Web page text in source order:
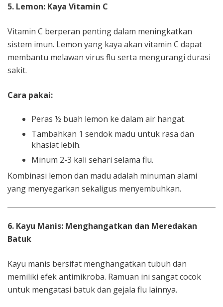
5. Lemon: Kaya Vitamin C
Vitamin C berperan penting dalam meningkatkan
sistem imun. Lemon yang kaya akan vitamin C dapat
membantu melawan virus flu serta mengurangi durasi
sakit.
Cara pakai:
Peras ½ buah lemon ke dalam air hangat.
Tambahkan 1 sendok madu untuk rasa dan
khasiat lebih.
Minum 2-3 kali sehari selama flu.
Kombinasi lemon dan madu adalah minuman alami
yang menyegarkan sekaligus menyembuhkan.
6. Kayu Manis: Menghangatkan dan Meredakan
Batuk
Kayu manis bersifat menghangatkan tubuh dan
memiliki efek antimikroba. Ramuan ini sangat cocok
untuk mengatasi batuk dan gejala flu lainnya.